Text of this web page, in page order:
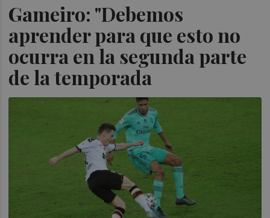
Gameiro: "Debemos
aprender para que esto no
ocurra en la segunda parte
de la temporada